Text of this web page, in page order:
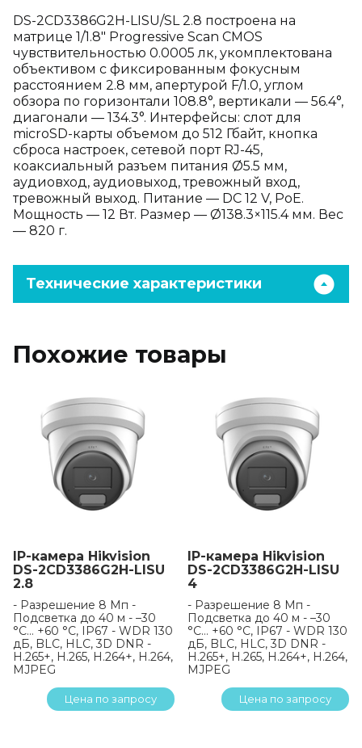
DS-2CD3386G2H-LISU/SL 2.8 построена на
матрице 1/1.8" Progressive Scan CMOS
чувствительностью 0.0005 лк, укомплектована
объективом с фиксированным фокусным
расстоянием 2.8 мм, апертурой F/1.0, углом
обзора по горизонтали 108.8°, вертикали — 56.4°,
диагонали — 134.3°. Интерфейсы: слот для
microSD-карты объемом до 512 Гбайт, кнопка
сброса настроек, сетевой порт RJ-45,
коаксиальный разъем питания Ø5.5 мм,
аудиовход, аудиовыход, тревожный вход,
тревожный выход. Питание — DC 12 V, PoE.
Мощность — 12 Вт. Размер — Ø138.3×115.4 мм. Вес
— 820 г.
Технические характеристики
Похожие товары
IP-камера Hikvision
DS-2CD3386G2H-LISU
2.8
- Разрешение 8 Мп -
Подсветка до 40 м - –30
°C… +60 °C, IP67 - WDR 130
дБ, BLC, HLC, 3D DNR -
H.265+, H.265, H.264+, H.264,
MJPEG
Цена по запросу
IP-камера Hikvision
DS-2CD3386G2H-LISU
4
- Разрешение 8 Мп -
Подсветка до 40 м - –30
°C… +60 °C, IP67 - WDR 130
дБ, BLC, HLC, 3D DNR -
H.265+, H.265, H.264+, H.264,
MJPEG
Цена по запросу